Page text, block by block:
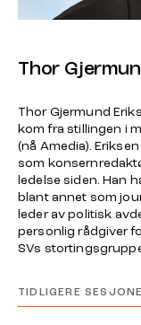
Thor
Thor Gjermund
kom fra stillingen i
(nå Amedia).
som
ledelse siden. Han
blant annet som
leder av politisk
personlig rådgiver
SVs
TIDLIGERE